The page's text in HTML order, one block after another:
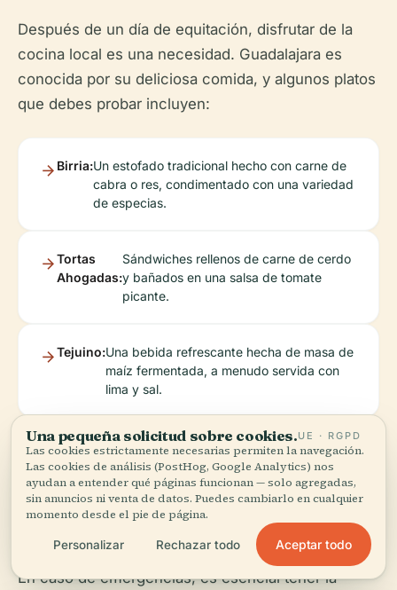
Después de un día de equitación, disfrutar de la
cocina local es una necesidad. Guadalajara es
conocida por su deliciosa comida, y algunos platos
que debes probar incluyen:
Birria:Un estofado tradicional hecho con carne de
cabra o res, condimentado con una variedad
de especias.
Tortas
Ahogadas:
Sándwiches rellenos de carne de cerdo
y bañados en una salsa de tomate
picante.
Tejuino:Una bebida refrescante hecha de masa de
maíz fermentada, a menudo servida con
lima y sal.
Contactos de
Emergencia
En caso de emergencias, es esencial tener la
Una pequeña solicitud sobre cookies.UE · RGPD
Las cookies estrictamente necesarias permiten la navegación.
Las cookies de análisis (PostHog, Google Analytics) nos
ayudan a entender qué páginas funcionan — solo agregadas,
sin anuncios ni venta de datos. Puedes cambiarlo en cualquier
momento desde el pie de página.
Personalizar Rechazar todo Aceptar todo